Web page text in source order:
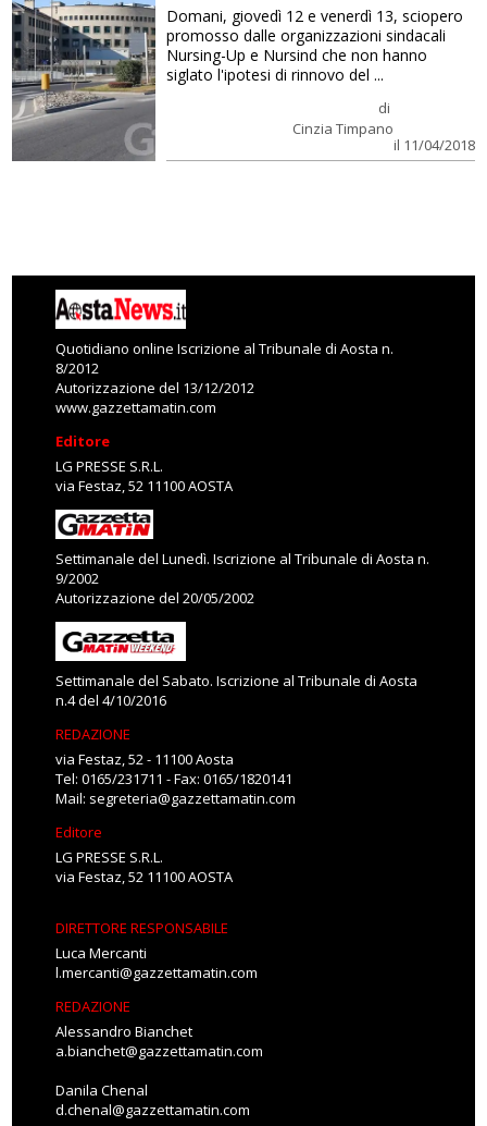
di
Cinzia Timpano
il 11/04/2018
Domani, giovedì 12 e venerdì 13, sciopero
promosso dalle organizzazioni sindacali
Nursing-Up e Nursind che non hanno
siglato l'ipotesi di rinnovo del ...
Quotidiano online Iscrizione al Tribunale di Aosta n.
8/2012
Autorizzazione del 13/12/2012
www.gazzettamatin.com
Editore
LG PRESSE S.R.L.
via Festaz, 52 11100 AOSTA
Settimanale del Lunedì. Iscrizione al Tribunale di Aosta n.
9/2002
Autorizzazione del 20/05/2002
Settimanale del Sabato. Iscrizione al Tribunale di Aosta
n.4 del 4/10/2016
REDAZIONE
via Festaz, 52 - 11100 Aosta
Tel: 0165/231711 - Fax: 0165/1820141
Mail: segreteria@gazzettamatin.com
Editore
LG PRESSE S.R.L.
via Festaz, 52 11100 AOSTA
DIRETTORE RESPONSABILE
Luca Mercanti
l.mercanti@gazzettamatin.com
REDAZIONE
Alessandro Bianchet
a.bianchet@gazzettamatin.com
Danila Chenal
d.chenal@gazzettamatin.com